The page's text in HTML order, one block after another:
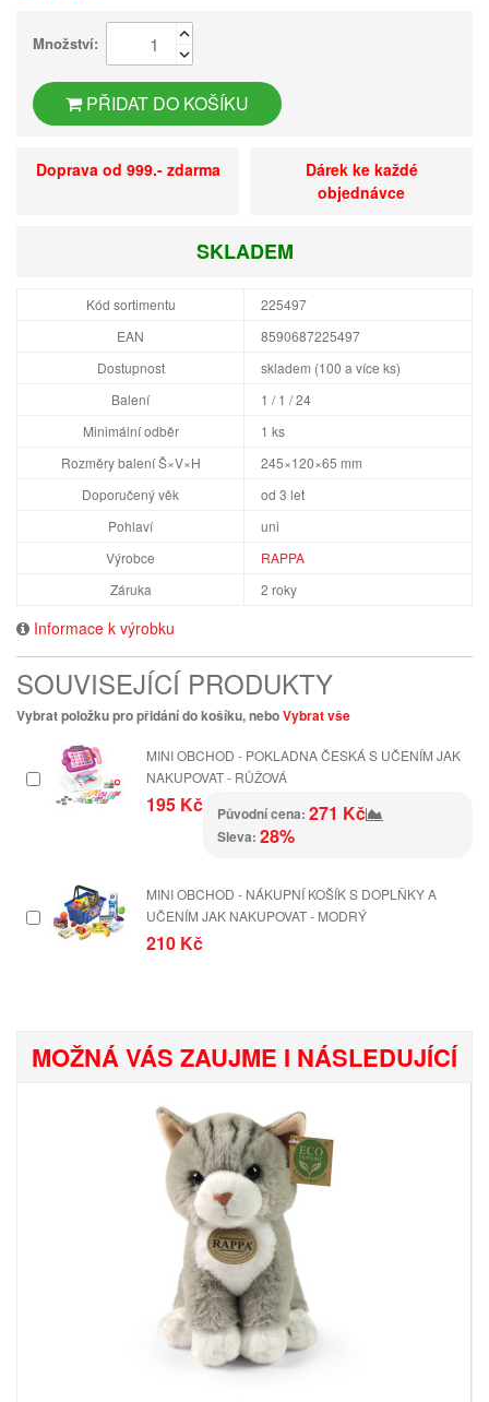
Množství:
PŘIDAT DO KOŠÍKU
Doprava od 999.- zdarma
Dárek ke každé
objednávce
SKLADEM
Kód sortimentu
225497
EAN
8590687225497
Dostupnost
skladem (100 a více ks)
Balení
1 / 1 / 24
Minimální odběr
1 ks
Rozměry balení Š×V×H
245×120×65 mm
Doporučený věk
od 3 let
Pohlaví
uni
Výrobce
RAPPA
Záruka
2 roky
Informace k výrobku
SOUVISEJÍCÍ PRODUKTY
Vybrat položku pro přidání do košíku, neboVybrat vše
MINI OBCHOD - POKLADNA ČESKÁ S UČENÍM JAK
NAKUPOVAT - RŮŽOVÁ
195 Kč Původní cena: 271 Kč
Sleva: 28%
MINI OBCHOD - NÁKUPNÍ KOŠÍK S DOPLŇKY A
UČENÍM JAK NAKUPOVAT - MODRÝ
210 Kč
MOŽNÁ VÁS ZAUJME I NÁSLEDUJÍCÍ